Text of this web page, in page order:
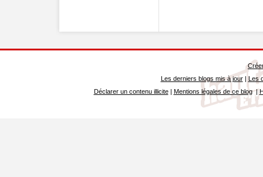
Les derniers blogs mis à jour| Les
Déclarer un contenu illicite| Mentions légales de ce blog|